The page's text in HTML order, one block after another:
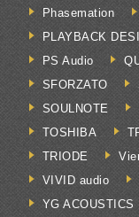
Phasemation
PLAYBACK
PS Audio
SFORZATO
SOULNOTE
TOSHIBA
TRIODE
VIVID audio
YG ACOUSTICS